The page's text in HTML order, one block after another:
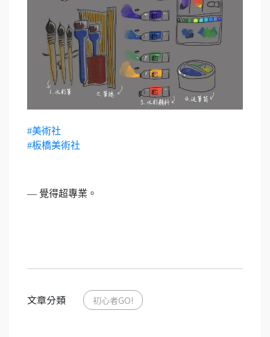
#美術社
#板橋美術社
— 覺得超專業。
文章分類 初心者GO!